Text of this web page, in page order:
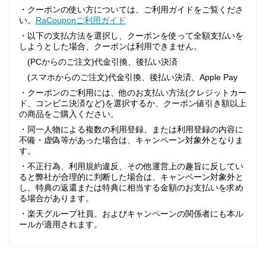
・クーポンの使い方については、ご利用ガイドをご覧くださ
い。 RaCouponご利用ガイド
・以下の支払方法を選択し、クーポンを使って全額支払いを
しようとした場合、クーポンは利用できません。
(PCからのご注文)代金引換、後払い決済
(スマホからのご注文)代金引換、後払い決済、Apple Pay
・クーポンのご利用には、他のお支払い方法(クレジットカー
ド、コンビニ決済など)を選択するか、クーポン値引き額以上
の商品をご購入ください。
・同一人物による複数の利用登録、または利用登録の内容に
不備・虚偽等があった場合は、キャンペーン対象外となりま
す。
・不正行為、利用規約違反、その他運営上の趣旨に反してい
ると弊社が合理的に判断した場合は、キャンペーン対象外と
し、特典の返還または特典に相当する金額のお支払いを求め
る場合があります。
・楽天グループ社員、およびキャンペーンの関係者にも本ル
ールが適用されます。